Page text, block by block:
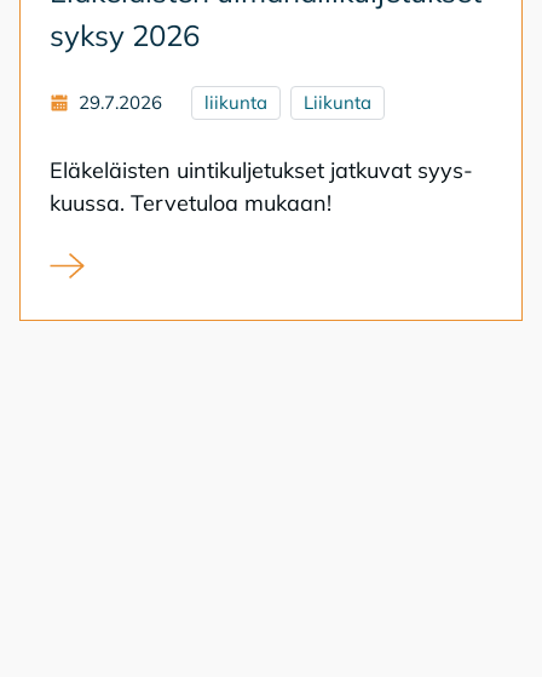
syk­sy 2026
29.7.2026 liikunta Liikunta
Elä­ke­läis­ten uin­ti­kul­je­tuk­set jat­ku­vat syys­
kuus­sa. Ter­ve­tu­loa mu­kaan!
Eläkeläisten uimahallikuljetukset syksy 2026